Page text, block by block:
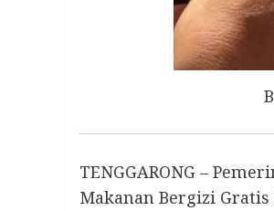
TENGGARONG –
Makanan Bergizi